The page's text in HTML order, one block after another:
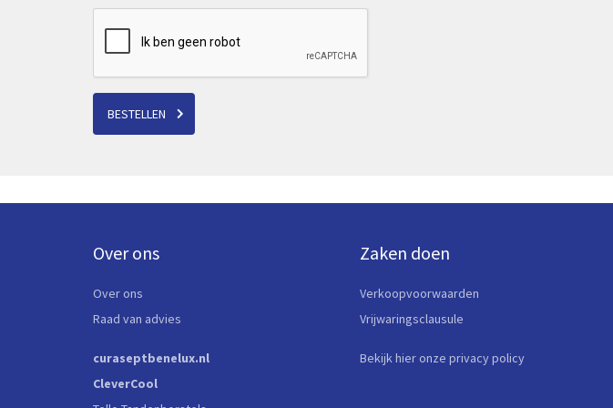
BESTELLEN
Over ons
Over ons
Raad van advies
curaseptbenelux.nl
CleverCool
Zaken doen
Verkoopvoorwaarden
Vrijwaringsclausule
Bekijk hier onze privacy policy